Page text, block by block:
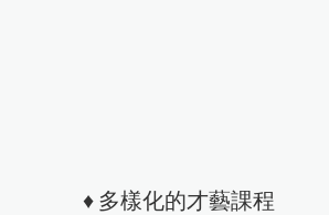
♦ 多樣化的才藝課程